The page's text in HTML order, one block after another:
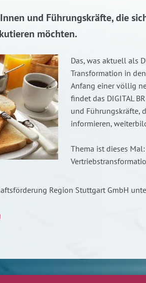
und Führungskräfte, die
möchten.
Das, was aktuell als
Transformation in
Anfang einer völlig
findet das DIGITAL
und Führungskräfte,
informieren,
Thema ist dieses
Region Stuttgart GmbH